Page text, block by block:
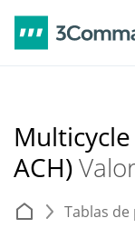
Multicycle
ACH)
Tablas de